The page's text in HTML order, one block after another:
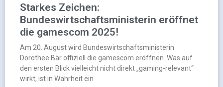
Starkes Zeichen:
Bundeswirtschaftsministerin eröffnet
die gamescom 2025!
Am 20. August wird Bundeswirtschaftsministerin
Dorothee Bär offiziell die gamescom eröffnen. Was auf
den ersten Blick vielleicht nicht direkt „gaming-relevant“
wirkt, ist in Wahrheit ein